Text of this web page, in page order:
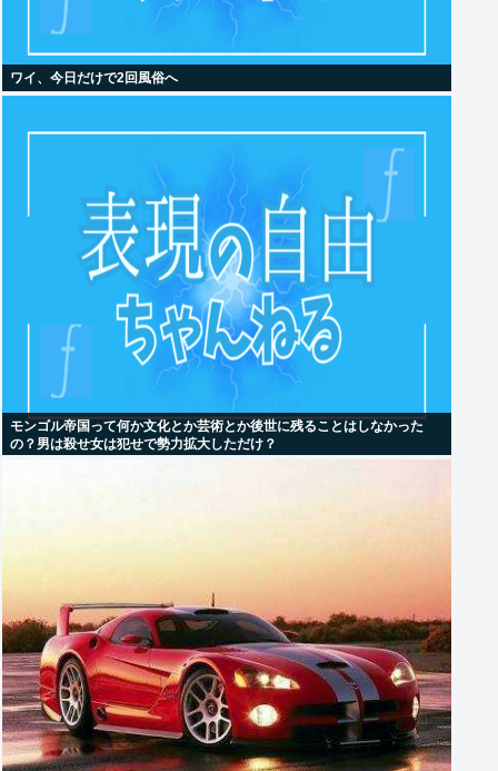
ワイ、今日だけで2回風俗へ
モンゴル帝国って何か文化とか芸術とか後世に残ることはしなかった
の？男は殺せ女は犯せで勢力拡大しただけ？